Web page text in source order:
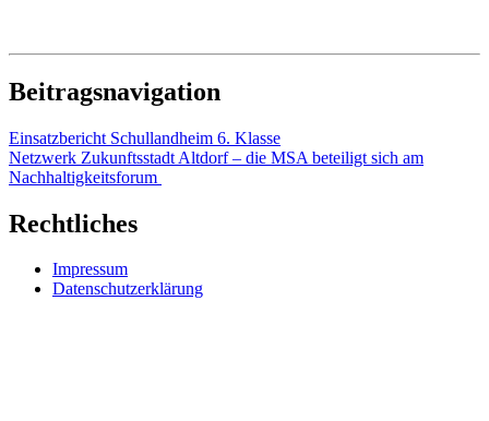
Beitragsnavigation
Einsatzbericht Schullandheim 6. Klasse
Netzwerk Zukunftsstadt Altdorf – die MSA beteiligt sich am
Nachhaltigkeitsforum
Rechtliches
Impressum
Datenschutzerklärung